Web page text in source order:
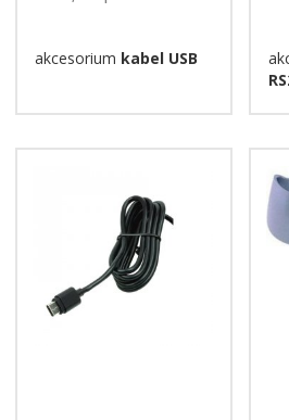
akcesorium kabel USB